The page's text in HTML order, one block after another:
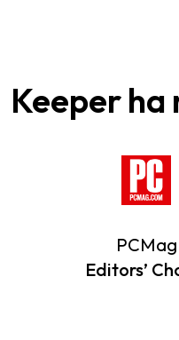
Keeper
PCMag
Editors’